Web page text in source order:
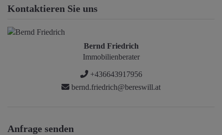
Kontaktieren Sie uns
Bernd Friedrich
Immobilienberater
+436643917956
bernd.friedrich@bereswill.at
Anfrage senden